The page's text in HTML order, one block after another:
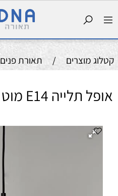
קטלוג מוצרים / תאורת פנים
אופל תלייה E14 מוט שחור דק